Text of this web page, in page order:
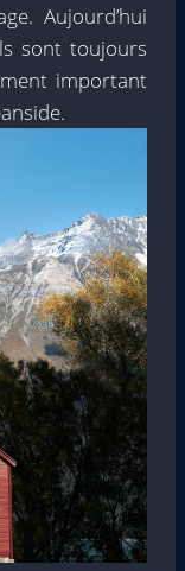
Aujourd’hui
sont toujours
important